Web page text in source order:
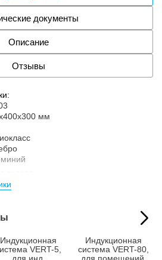
документы
Описание
Отзывы
мм
товара:
мм
Индукционная
VERT-5,
Индукционная
система VERT-80,